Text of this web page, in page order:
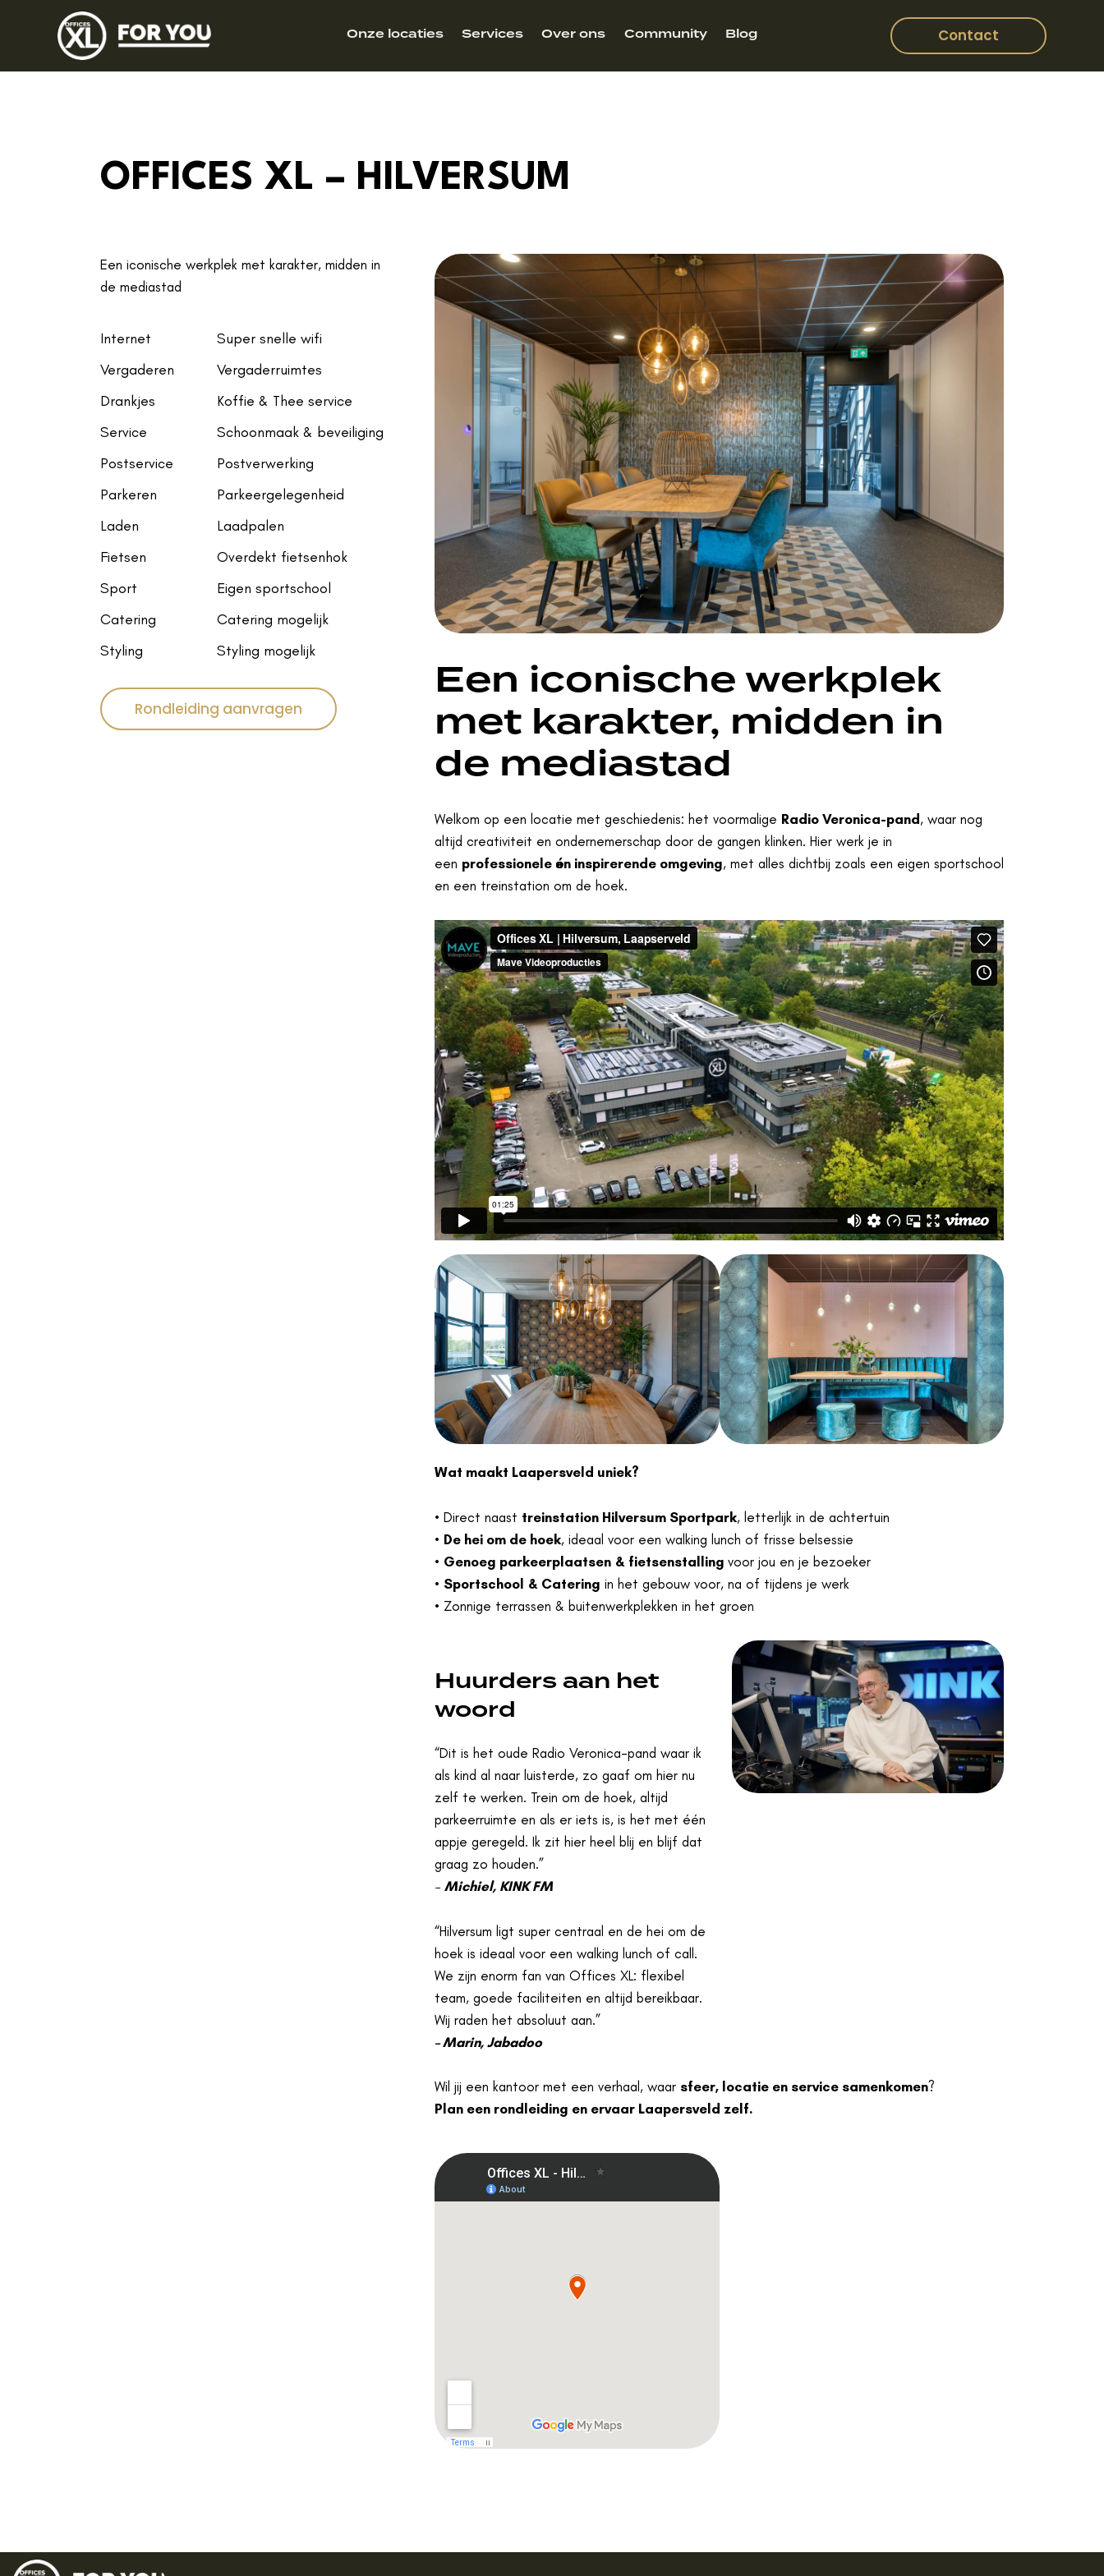
Onze locaties Services Over ons Community Blog Contact
OFFICES XL – HILVERSUM
Een iconische werkplek met karakter, midden in
de mediastad
Internet
Super snelle wifi
Vergaderen
Vergaderruimtes
Drankjes
Koffie & Thee service
Service
Schoonmaak & beveiliging
Postservice
Postverwerking
Parkeren
Parkeergelegenheid
Laden
Laadpalen
Fietsen
Overdekt fietsenhok
Sport
Eigen sportschool
Catering
Catering mogelijk
Styling
Styling mogelijk
Rondleiding aanvragen
Een iconische werkplek
met karakter, midden in
de mediastad
Welkom op een locatie met geschiedenis: het voormalige Radio Veronica-pand , waar nog
altijd creativiteit en ondernemerschap door de gangen klinken. Hier werk je in
een professionele én inspirerende omgeving, met alles dichtbij zoals een eigen sportschool
en een treinstation om de hoek.
Wat maakt Laapersveld uniek?
• Direct naast treinstation Hilversum Sportpark, letterlijk in de achtertuin
• De hei om de hoek, ideaal voor een walking lunch of frisse belsessie
• Genoeg parkeerplaatsen & fietsenstalling voor jou en je bezoeker
• Sportschool & Catering in het gebouw voor, na of tijdens je werk
• Zonnige terrassen & buitenwerkplekken in het groen
Huurders aan het
woord
“Dit is het oude Radio Veronica-pand waar ik
als kind al naar luisterde, zo gaaf om hier nu
zelf te werken. Trein om de hoek, altijd
parkeerruimte en als er iets is, is het met één
appje geregeld. Ik zit hier heel blij en blijf dat
graag zo houden.”
– Michiel, KINK FM
“Hilversum ligt super centraal en de hei om de
hoek is ideaal voor een walking lunch of call.
We zijn enorm fan van Offices XL: flexibel
team, goede faciliteiten en altijd bereikbaar.
Wij raden het absoluut aan.”
– Marin, Jabadoo
Wil jij een kantoor met een verhaal, waar sfeer, locatie en service samenkomen?
Plan een rondleiding en ervaar Laapersveld zelf.